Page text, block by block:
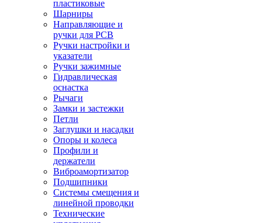
пластиковые
Шарниры
Направляющие и
ручки для PCB
Ручки настройки и
указатели
Ручки зажимные
Гидравлическая
оснастка
Рычаги
Замки и застежки
Петли
Заглушки и насадки
Опоры и колеса
Профили и
держатели
Виброамортизатор
Подшипники
Системы смещения и
линейной проводки
Технические